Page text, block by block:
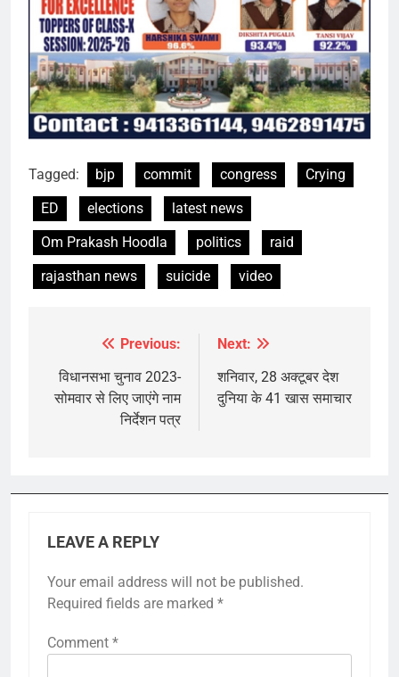
Tagged: bjp commit congress
Crying
ED
elections
latest news
Om Prakash Hoodla
politics
raid
rajasthan news
suicide video
navigation
Previous:
विधानसभा चुनाव 2023-
सोमवार से लिए जाएंगे नाम
निर्देशन पत्र
Next:
शनिवार, 28 अक्टूबर देश
दुनिया के 41 खास समाचार
LEAVE A REPLY
Your email address will not be published.
Required fields are marked *
Comment *